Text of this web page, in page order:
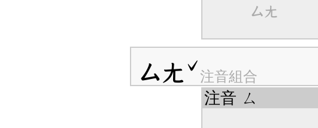
ㄙㄤ
ㄙㄤˇ注音組合
注音 ㄙ